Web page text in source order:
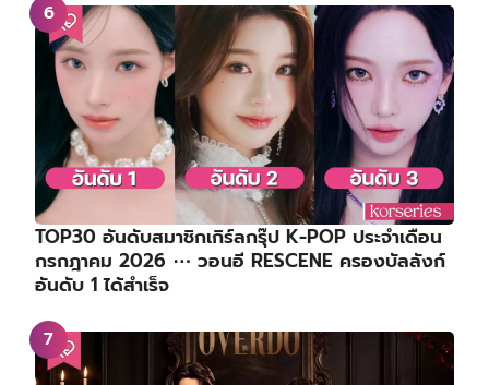
TOP30 อันดับสมาชิกเกิร์ลกรุ๊ป K-POP ประจำเดือน
กรกฎาคม 2026 ⋯ วอนอี RESCENE ครองบัลลังก์
อันดับ 1 ได้สำเร็จ